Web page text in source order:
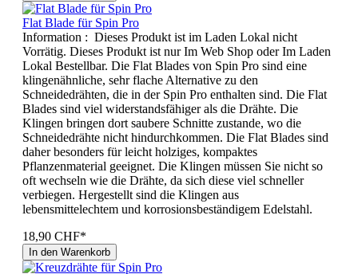
Flat Blade für Spin Pro
Information : Dieses Produkt ist im Laden Lokal nicht
Vorrätig. Dieses Produkt ist nur Im Web Shop oder Im Laden
Lokal Bestellbar. Die Flat Blades von Spin Pro sind eine
klingenähnliche, sehr flache Alternative zu den
Schneidedrähten, die in der Spin Pro enthalten sind. Die Flat
Blades sind viel widerstandsfähiger als die Drähte. Die
Klingen bringen dort saubere Schnitte zustande, wo die
Schneidedrähte nicht hindurchkommen. Die Flat Blades sind
daher besonders für leicht holziges, kompaktes
Pflanzenmaterial geeignet. Die Klingen müssen Sie nicht so
oft wechseln wie die Drähte, da sich diese viel schneller
verbiegen. Hergestellt sind die Klingen aus
lebensmittelechtem und korrosionsbeständigem Edelstahl.
18,90 CHF*
In den Warenkorb